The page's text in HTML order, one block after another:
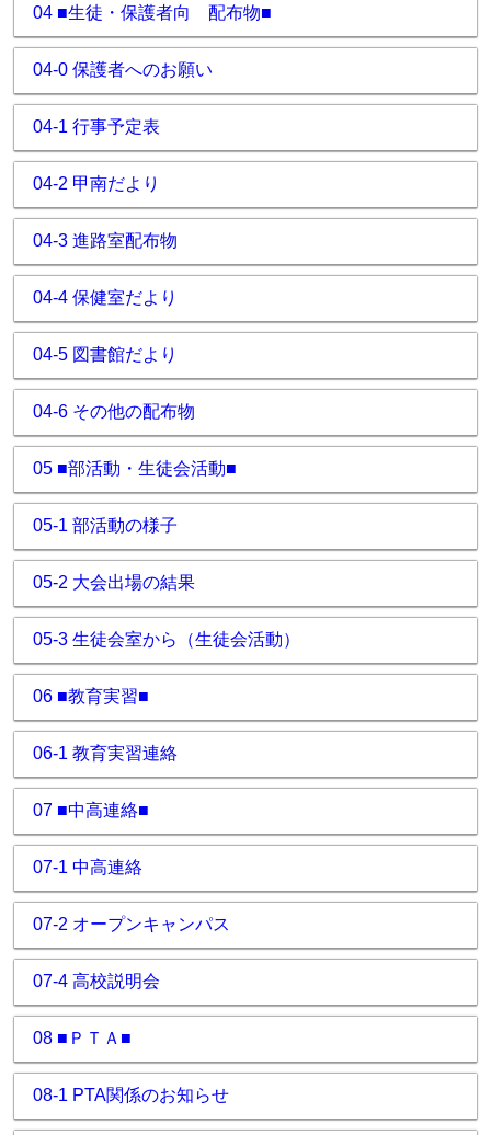
04 ■生徒・保護者向 配布物■
04-0 保護者へのお願い
04-1 行事予定表
04-2 甲南だより
04-3 進路室配布物
04-4 保健室だより
04-5 図書館だより
04-6 その他の配布物
05 ■部活動・生徒会活動■
05-1 部活動の様子
05-2 大会出場の結果
05-3 生徒会室から（生徒会活動）
06 ■教育実習■
06-1 教育実習連絡
07 ■中高連絡■
07-1 中高連絡
07-2 オープンキャンパス
07-4 高校説明会
08 ■ＰＴＡ■
08-1 PTA関係のお知らせ